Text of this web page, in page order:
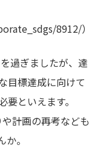
8912/）
過ぎましたが、達
目標達成に向けて
といえます。
計画の再考なども
。